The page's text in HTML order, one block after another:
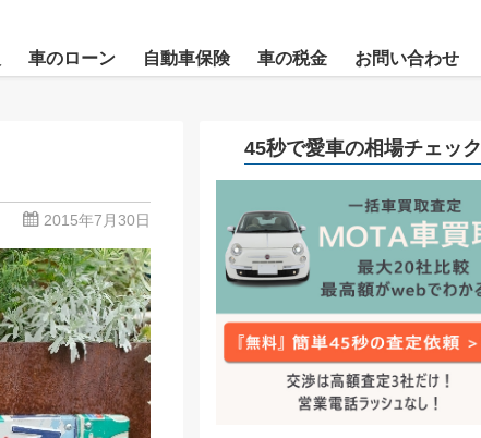
車のローン 自動車保険 車の税金 お問い合わせ
2015年7月30日
45秒で愛車の相場チェック